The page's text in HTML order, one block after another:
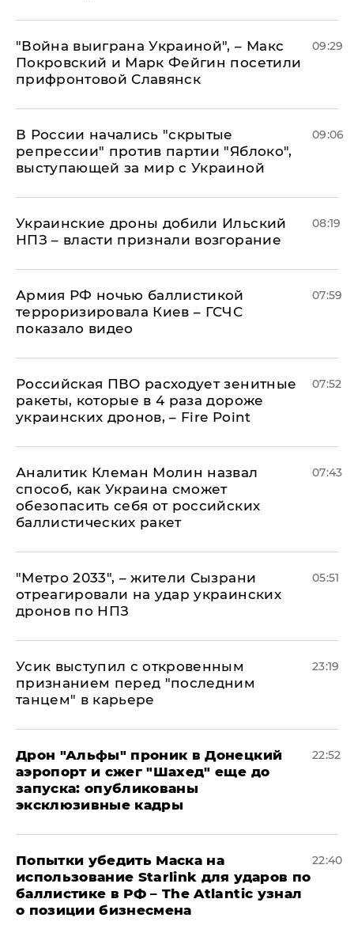
"Война выиграна Украиной", – Макс
Покровский и Марк Фейгин посетили
прифронтовой Славянск
09:29
В России начались "скрытые
репрессии" против партии "Яблоко",
выступающей за мир с Украиной
09:06
Украинские дроны добили Ильский
НПЗ – власти признали возгорание
08:19
Армия РФ ночью баллистикой
терроризировала Киев – ГСЧС
показало видео
07:59
Российская ПВО расходует зенитные
ракеты, которые в 4 раза дороже
украинских дронов, – Fire Point
07:52
Аналитик Клеман Молин назвал
способ, как Украина сможет
обезопасить себя от российских
баллистических ракет
07:43
"Метро 2033", – жители Сызрани
отреагировали на удар украинских
дронов по НПЗ
05:51
Усик выступил с откровенным
признанием перед "последним
танцем" в карьере
23:19
Дрон "Альфы" проник в Донецкий
аэропорт и сжег "Шахед" еще до
запуска: опубликованы
эксклюзивные кадры
22:52
Попытки убедить Маска на
использование Starlink для ударов по
баллистике в РФ – The Atlantic узнал
о позиции бизнесмена
22:40